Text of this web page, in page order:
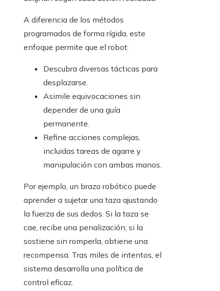
A diferencia de los métodos
programados de forma rígida, este
enfoque permite que el robot:
Descubra diversas tácticas para
desplazarse.
Asimile equivocaciones sin
depender de una guía
permanente.
Refine acciones complejas,
incluidas tareas de agarre y
manipulación con ambas manos.
Por ejemplo, un brazo robótico puede
aprender a sujetar una taza ajustando
la fuerza de sus dedos. Si la taza se
cae, recibe una penalización; si la
sostiene sin romperla, obtiene una
recompensa. Tras miles de intentos, el
sistema desarrolla una política de
control eficaz.